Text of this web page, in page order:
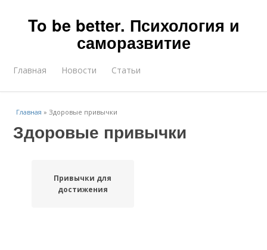
To be better. Психология и
саморазвитие
Главная Новости Статьи
Главная »Здоровые привычки
Здоровые привычки
Привычки для
достижения